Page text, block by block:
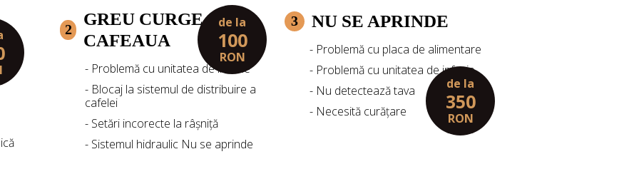
2
GREU CURGE
CAFEAUA
- Problemă cu unitatea de infuzie
- Blocaj la sistemul de distribuire a
cafelei
- Setări incorecte la râșniță
- Sistemul hidraulic Nu se aprinde
de la
100
RON
3 NU SE APRINDE
- Problemă cu placa de alimentare
- Problemă cu unitatea de infuzie
- Nu detectează tava
- Necesită curățare
de la
350
RON